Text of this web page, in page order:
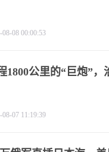
08-08 00:00:53
1800公里的“巨炮”，
08-07 11:19:39